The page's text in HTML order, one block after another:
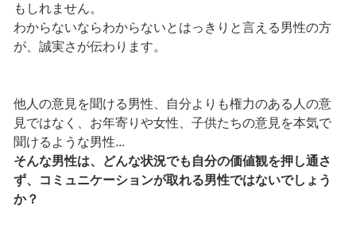
もしれません。
わからないならわからないとはっきりと言える男性の方
が、誠実さが伝わります。
他人の意見を聞ける男性、自分よりも権力のある人の意
見ではなく、お年寄りや女性、子供たちの意見を本気で
聞けるような男性...
そんな男性は、どんな状況でも自分の価値観を押し通さ
ず、コミュニケーションが取れる男性ではないでしょう
か？